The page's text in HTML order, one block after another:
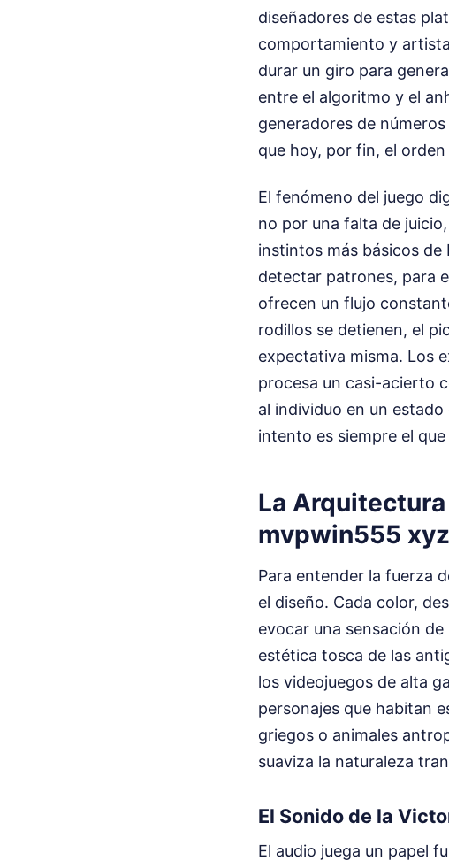
diseñadores de estas
comportamiento y
durar un giro para
entre el algoritmo y el
generadores de
que hoy, por fin, el
El fenómeno del juego
no por una falta de
instintos más básicos de
detectar patrones, para
ofrecen un flujo
rodillos se detienen, el
expectativa misma. Los
procesa un casi-acierto
al individuo en un
intento es siempre el
La
mvpwin555 xyz
Para entender la fuerza
el diseño. Cada color,
evocar una sensación
estética tosca de las
los videojuegos de alta
personajes que habitan
griegos o animales
suaviza la naturaleza
El Sonido de la
El audio juega un papel